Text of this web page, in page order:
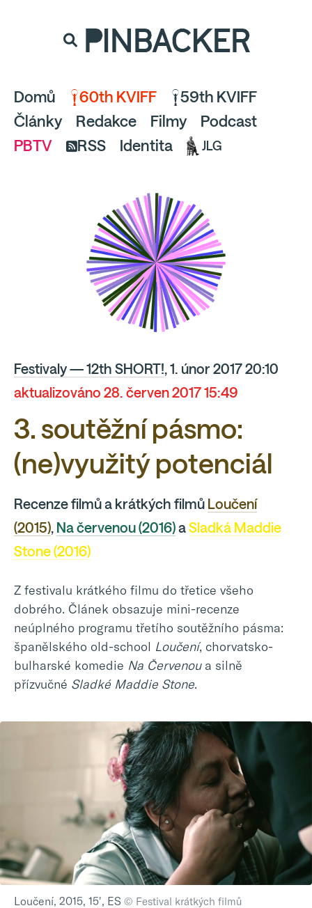
a pusťte se do čtení.
PINBACKER
Domů 60th KVIFF
59th KVIFF
Články
Redakce Filmy
Podcast
PBTV
RSS Identita JLG
Festivaly — 12th SHORT!, 1. únor 2017 20:10
aktualizováno 28. červen 2017 15:49
3. soutěžní pásmo:
(ne)využitý potenciál
Recenze filmů a krátkých filmů Loučení
(2015), Na červenou (2016)aSladká Maddie
Stone (2016)
Z festivalu krátkého filmu do třetice všeho
dobrého. Článek obsazuje mini-recenze
neúplného programu třetího soutěžního pásma:
španělského old-school Loučení, chorvatsko-
bulharské komedie Na Červenoua silně
přízvučné Sladké Maddie Stone.
Loučení, 2015, 15', ES © Festival krátkých filmů